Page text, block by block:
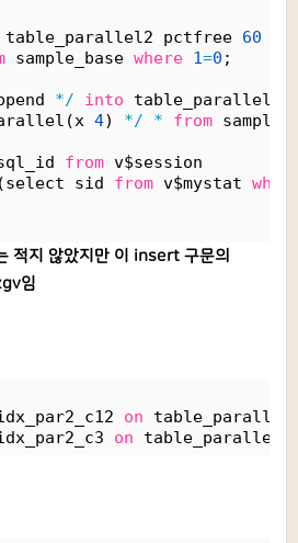
table_parallel2 pctfree 60
sample_base where 1=0 ;
*/ into table_parallel2
4) */ * from
from v$session
sid from v$mystat
적지 않았지만 이 insert 구문의
임
on
on